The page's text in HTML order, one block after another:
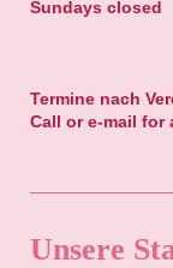
Sundays closed
Termine nach
Call or e-mail for
Unsere